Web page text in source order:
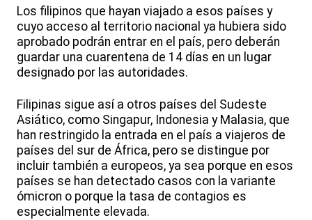
Los filipinos que hayan viajado a esos países y
cuyo acceso al territorio nacional ya hubiera sido
aprobado podrán entrar en el país, pero deberán
guardar una cuarentena de 14 días en un lugar
designado por las autoridades.
Filipinas sigue así a otros países del Sudeste
Asiático, como Singapur, Indonesia y Malasia, que
han restringido la entrada en el país a viajeros de
países del sur de África, pero se distingue por
incluir también a europeos, ya sea porque en esos
países se han detectado casos con la variante
ómicron o porque la tasa de contagios es
especialmente elevada.